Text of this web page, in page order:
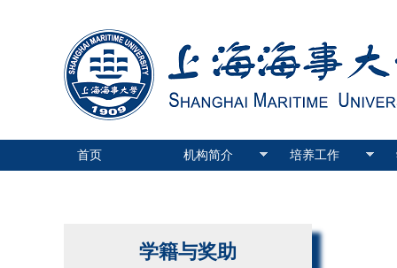
首页 机构简介 培养工作
学籍与奖助